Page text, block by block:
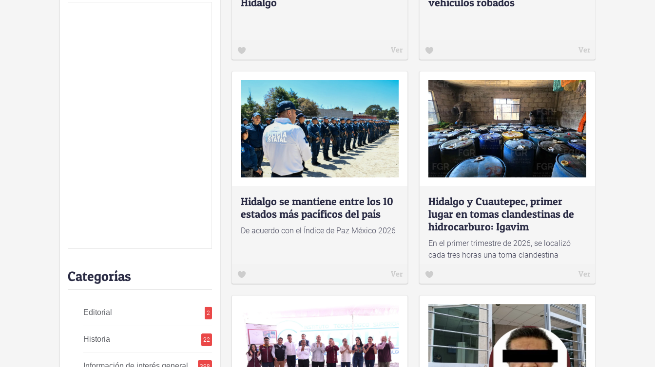
Categorías
Editorial 2
Historia 22
Ver Ver
Hidalgo se mantiene entre los 10
estados más pacíficos del país
De acuerdo con el Índice de Paz México 2026
Ver
Hidalgo y Cuautepec, primer
lugar en tomas clandestinas de
hidrocarburo: Igavim
En el primer trimestre de 2026, se localizó
cada tres horas una toma clandestina
Ver